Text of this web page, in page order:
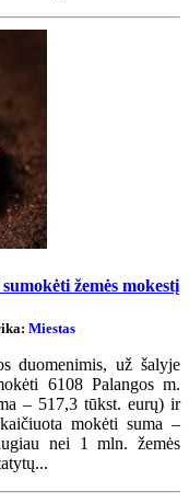
žemės mokestį
Miestas
duomenimis, už šalyje
6108 Palangos m.
– 517,3 tūkst. eurų) ir
mokėti suma –
nei 1 mln. žemės